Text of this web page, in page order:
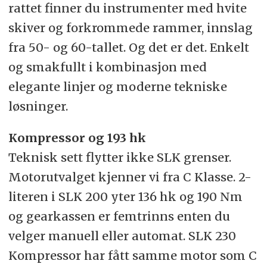
rattet finner du instrumenter med hvite
skiver og forkrommede rammer, innslag
fra 50- og 60-tallet. Og det er det. Enkelt
og smakfullt i kombinasjon med
elegante linjer og moderne tekniske
løsninger.
Kompressor og 193 hk
Teknisk sett flytter ikke SLK grenser.
Motorutvalget kjenner vi fra C Klasse. 2-
literen i SLK 200 yter 136 hk og 190 Nm
og gearkassen er femtrinns enten du
velger manuell eller automat. SLK 230
Kompressor har fått samme motor som C